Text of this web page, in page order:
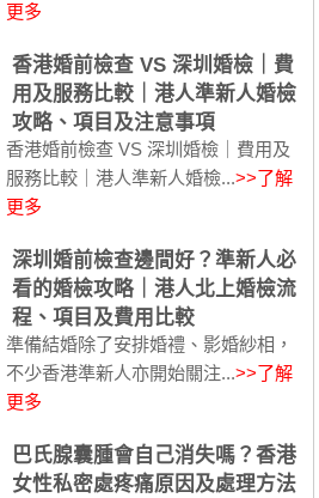
更多
香港婚前檢查 VS 深圳婚檢｜費
用及服務比較｜港人準新人婚檢
攻略、項目及注意事項
香港婚前檢查 VS 深圳婚檢｜費用及
服務比較｜港人準新人婚檢...>>了解
更多
深圳婚前檢查邊間好？準新人必
看的婚檢攻略｜港人北上婚檢流
程、項目及費用比較
準備結婚除了安排婚禮、影婚紗相，
不少香港準新人亦開始關注...>>了解
更多
巴氏腺囊腫會自己消失嗎？香港
女性私密處疼痛原因及處理方法